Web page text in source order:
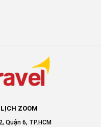
ZOOM
Quận 6, TP.HCM